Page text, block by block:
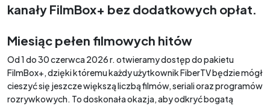
kanały FilmBox+ bez dodatkowych opłat.
Miesiąc pełen filmowych hitów
Od 1 do 30 czerwca 2026 r. otwieramy dostęp do pakietu
FilmBox+, dzięki któremu każdy użytkownik FiberTV będzie mógł
cieszyć się jeszcze większą liczbą filmów, seriali oraz programów
rozrywkowych. To doskonała okazja, aby odkryć bogatą